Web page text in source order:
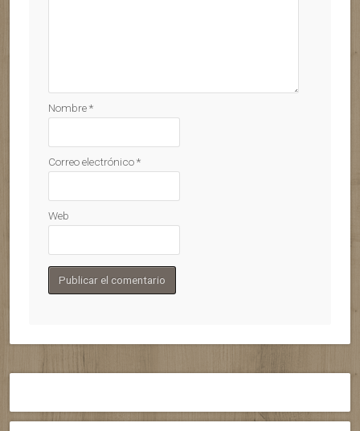
Nombre*
Correo electrónico*
Web